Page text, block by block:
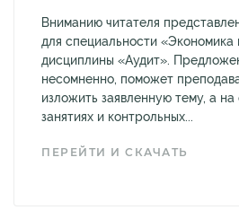
Вниманию читателя
для специальности
дисциплины «Аудит».
несомненно, поможет
изложить заявленную тему, а
занятиях и контрольных...
ПЕРЕЙТИ И СКАЧАТЬ